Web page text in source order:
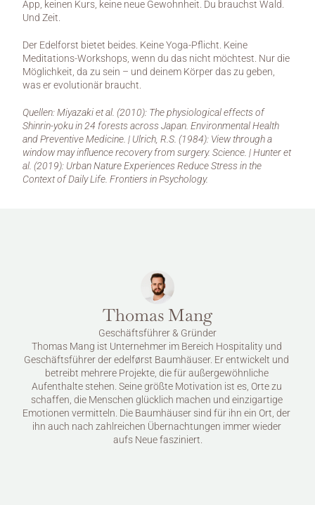
App, keinen Kurs, keine neue Gewohnheit. Du brauchst Wald.
Und Zeit.
Der Edelforst bietet beides. Keine Yoga-Pflicht. Keine
Meditations-Workshops, wenn du das nicht möchtest. Nur die
Möglichkeit, da zu sein – und deinem Körper das zu geben,
was er evolutionär braucht.
Quellen: Miyazaki et al. (2010): The physiological effects of
Shinrin-yoku in 24 forests across Japan. Environmental Health
and Preventive Medicine. | Ulrich, R.S. (1984): View through a
window may influence recovery from surgery. Science. | Hunter et
al. (2019): Urban Nature Experiences Reduce Stress in the
Context of Daily Life. Frontiers in Psychology.
Thomas Mang
Geschäftsführer & Gründer
Thomas Mang ist Unternehmer im Bereich Hospitality und
Geschäftsführer der edelførst Baumhäuser. Er entwickelt und
betreibt mehrere Projekte, die für außergewöhnliche
Aufenthalte stehen. Seine größte Motivation ist es, Orte zu
schaffen, die Menschen glücklich machen und einzigartige
Emotionen vermitteln. Die Baumhäuser sind für ihn ein Ort, der
ihn auch nach zahlreichen Übernachtungen immer wieder
aufs Neue fasziniert.